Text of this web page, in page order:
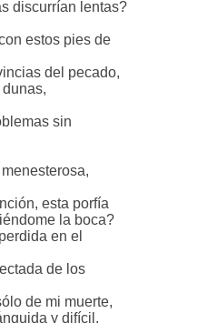
discurrían lentas?
estos pies de
del pecado,
sin
esta porfía
la boca?
en el
de los
de mi muerte,
y difícil,